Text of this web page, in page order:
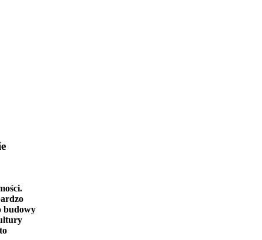
budowy